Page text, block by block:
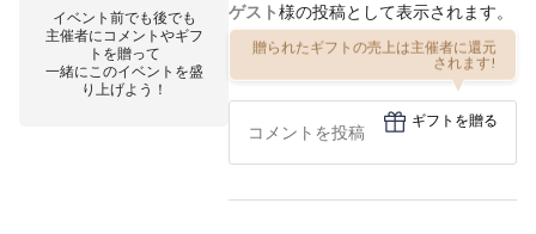
イベント前でも後でも
主催者にコメントやギフ
トを贈って
一緒にこのイベントを盛
り上げよう！
ゲスト様の投稿として表示されます。
贈られたギフトの売上は主催者に還元
されます!
ギフトを贈る